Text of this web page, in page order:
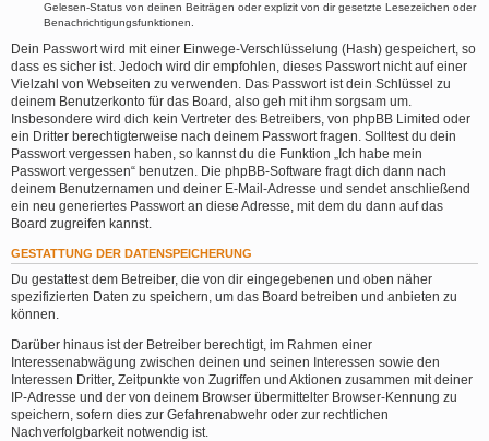
Gelesen-Status von deinen Beiträgen oder explizit von dir gesetzte Lesezeichen oder
Benachrichtigungsfunktionen.
Dein Passwort wird mit einer Einwege-Verschlüsselung (Hash) gespeichert, so
dass es sicher ist. Jedoch wird dir empfohlen, dieses Passwort nicht auf einer
Vielzahl von Webseiten zu verwenden. Das Passwort ist dein Schlüssel zu
deinem Benutzerkonto für das Board, also geh mit ihm sorgsam um.
Insbesondere wird dich kein Vertreter des Betreibers, von phpBB Limited oder
ein Dritter berechtigterweise nach deinem Passwort fragen. Solltest du dein
Passwort vergessen haben, so kannst du die Funktion „Ich habe mein
Passwort vergessen“ benutzen. Die phpBB-Software fragt dich dann nach
deinem Benutzernamen und deiner E-Mail-Adresse und sendet anschließend
ein neu generiertes Passwort an diese Adresse, mit dem du dann auf das
Board zugreifen kannst.
GESTATTUNG DER DATENSPEICHERUNG
Du gestattest dem Betreiber, die von dir eingegebenen und oben näher
spezifizierten Daten zu speichern, um das Board betreiben und anbieten zu
können.
Darüber hinaus ist der Betreiber berechtigt, im Rahmen einer
Interessenabwägung zwischen deinen und seinen Interessen sowie den
Interessen Dritter, Zeitpunkte von Zugriffen und Aktionen zusammen mit deiner
IP-Adresse und der von deinem Browser übermittelter Browser-Kennung zu
speichern, sofern dies zur Gefahrenabwehr oder zur rechtlichen
Nachverfolgbarkeit notwendig ist.